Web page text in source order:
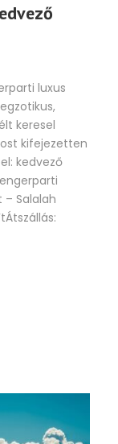
luxus
keresel
kifejezetten
kedvező
– Salalah